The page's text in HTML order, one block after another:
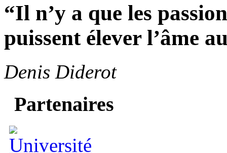
“Il n’y a que les
puissent élever l’âme
Denis Diderot
Partenaires